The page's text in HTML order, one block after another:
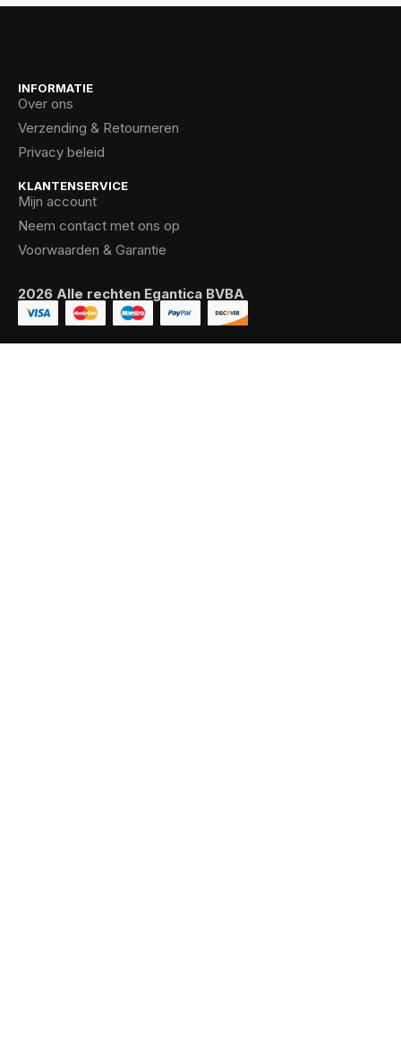
INFORMATIE
Over ons
Verzending & Retourneren
Privacy beleid
KLANTENSERVICE
Mijn account
Neem contact met ons op
Voorwaarden & Garantie
2026 Alle rechten Egantica BVBA